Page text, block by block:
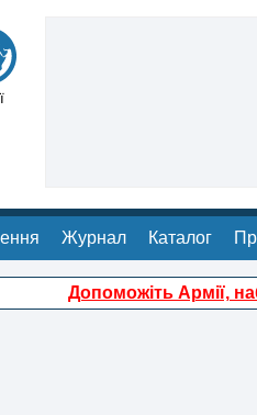
Журнал Каталог
Допоможіть Армії,